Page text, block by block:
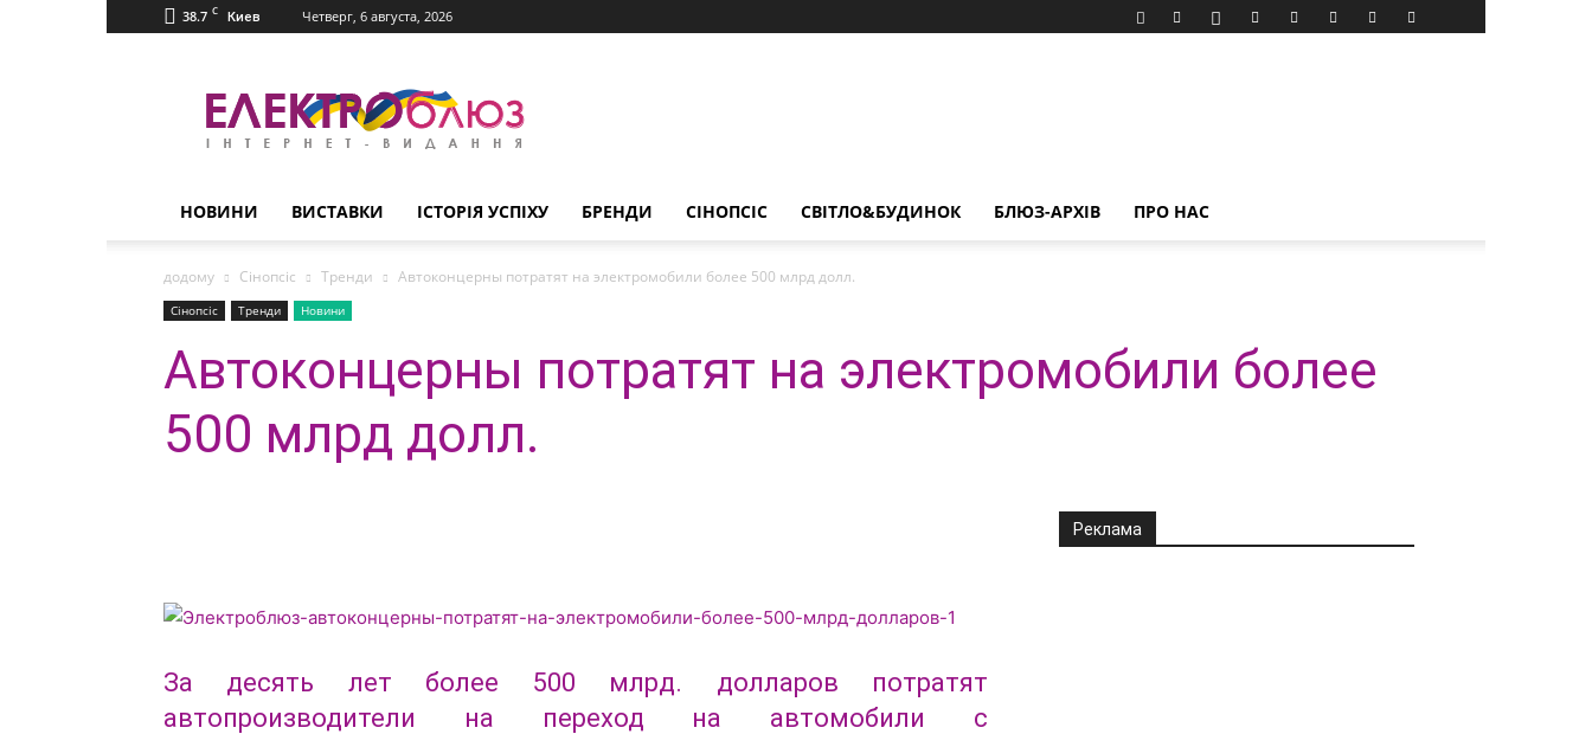
38.7 C Киев Четверг, 6 августа, 2026
НОВИНИ ВИСТАВКИ ІСТОРІЯ УСПІХУ БРЕНДИ СІНОПСІС СВІТЛО&БУДИНОК БЛЮЗ-АРХІВ ПРО НАС
додому Сінопсіс Тренди Автоконцерны потратят на электромобили более 500 млрд долл.
Сінопсіс Тренди Новини
Автоконцерны потратят на электромобили более
500 млрд долл.
За десять лет более 500 млрд. долларов потратят
автопроизводители на переход на автомобили с
Реклама